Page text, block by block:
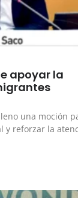
apoyar la
una moción
y reforzar la